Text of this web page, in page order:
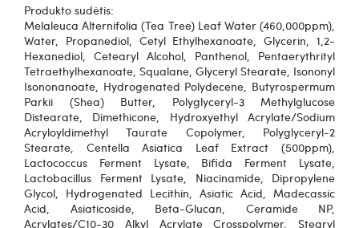
Produkto sudėtis:
Melaleuca Alternifolia (Tea Tree) Leaf Water (460,000ppm),
Water, Propanediol, Cetyl Ethylhexanoate, Glycerin, 1,2-
Hexanediol, Cetearyl Alcohol, Panthenol, Pentaerythrityl
Tetraethylhexanoate, Squalane, Glyceryl Stearate, Isononyl
Isononanoate, Hydrogenated Polydecene, Butyrospermum
Parkii (Shea) Butter, Polyglyceryl-3 Methylglucose
Distearate, Dimethicone, Hydroxyethyl Acrylate/Sodium
Acryloyldimethyl Taurate Copolymer, Polyglyceryl-2
Stearate, Centella Asiatica Leaf Extract (500ppm),
Lactococcus Ferment Lysate, Bifida Ferment Lysate,
Lactobacillus Ferment Lysate, Niacinamide, Dipropylene
Glycol, Hydrogenated Lecithin, Asiatic Acid, Madecassic
Acid, Asiaticoside, Beta-Glucan, Ceramide NP,
Acrylates/C10-30 Alkyl Acrylate Crosspolymer, Stearyl